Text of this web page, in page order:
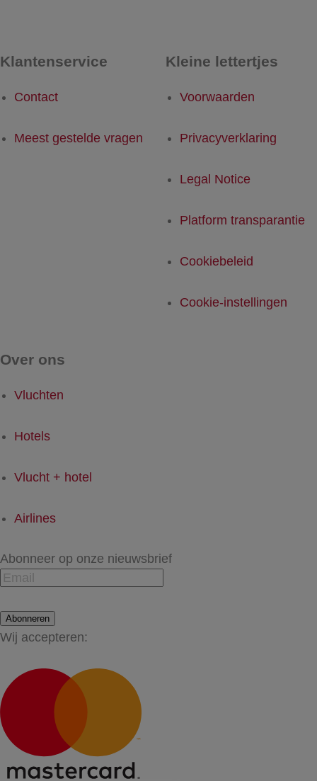
Klantenservice
Contact
Meest gestelde vragen
Kleine lettertjes
Voorwaarden
Privacyverklaring
Legal Notice
Platform transparantie
Cookiebeleid
Cookie-instellingen
Over ons
Vluchten
Hotels
Vlucht + hotel
Airlines
Abonneer op onze nieuwsbrief
Abonneren
Wij accepteren: